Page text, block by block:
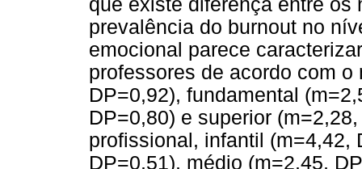
prevalência do burnout no
emocional parece
professores de acordo com
DP=0,92), fundamental
DP=0,80) e superior
profissional, infantil (m=4,42,
DP=0,51), médio (m=2,45,